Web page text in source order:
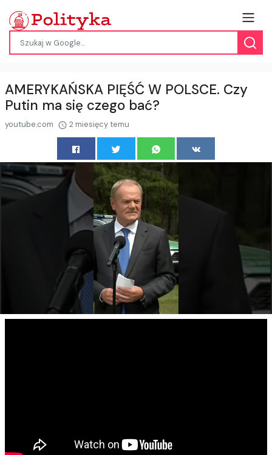
AMERYKAŃSKA PIĘŚĆ W POLSCE. Czy
Putin ma się czego bać?
youtube.com 2 miesięcy temu